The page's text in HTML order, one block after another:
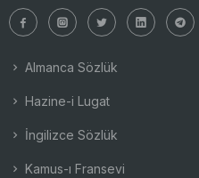
Almanca Sözlük
Hazine-i Lugat
İngilizce Sözlük
Kamus-ı Fransevi